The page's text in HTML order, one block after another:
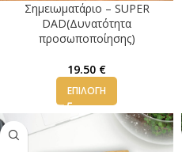
Σημειωματάριο – SUPER
DAD(Δυνατότητα
προσωποποίησης)
19.50 €
ΕΠΙΛΟΓΉ